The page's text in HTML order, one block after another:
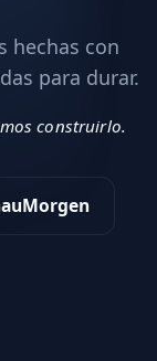
hechas con
para durar.
construirlo.